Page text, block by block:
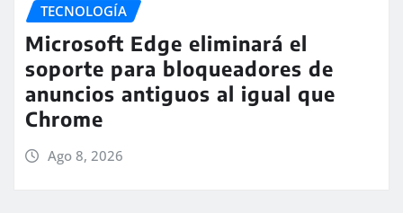
TECNOLOGÍA
Microsoft Edge eliminará el
soporte para bloqueadores de
anuncios antiguos al igual que
Chrome
Ago 8, 2026